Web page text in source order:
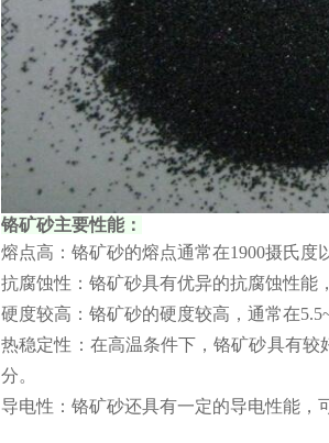
铬矿砂主要性能：
熔点高‌：铬矿砂的熔点通常在1900摄氏度
抗腐蚀性‌：铬矿砂具有优异的抗腐蚀性能
硬度较高‌：铬矿砂的硬度较高，通常在
热稳定性‌：在高温条件下，铬矿砂具有
分‌。
导电性‌：铬矿砂还具有一定的导电性能，